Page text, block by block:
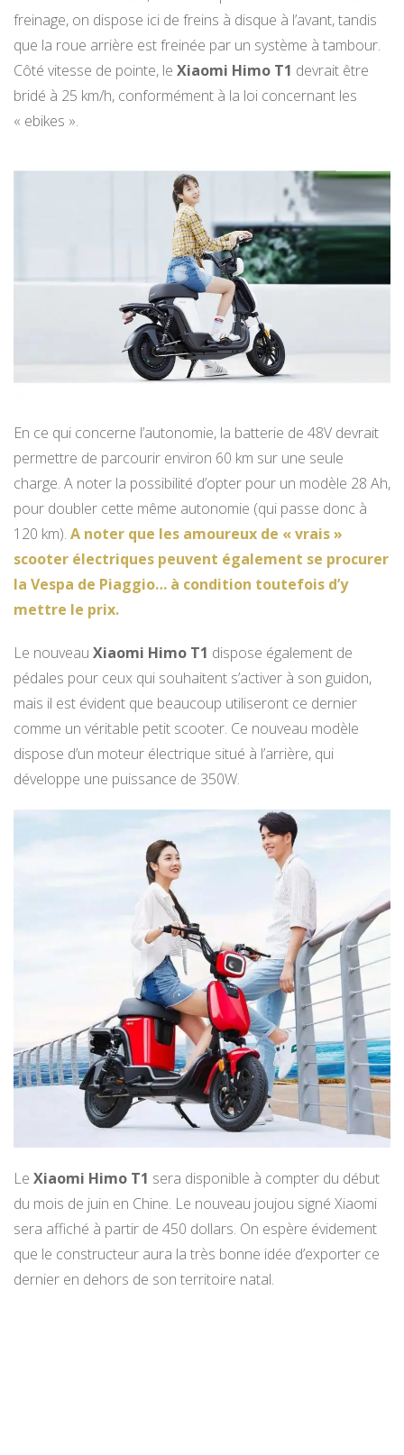
freinage, on dispose ici de freins à disque à l’avant, tandis
que la roue arrière est freinée par un système à tambour.
Côté vitesse de pointe, le Xiaomi Himo T1 devrait être
bridé à 25 km/h, conformément à la loi concernant les
« ebikes ».
En ce qui concerne l’autonomie, la batterie de 48V devrait
permettre de parcourir environ 60 km sur une seule
charge. A noter la possibilité d’opter pour un modèle 28 Ah,
pour doubler cette même autonomie (qui passe donc à
120 km). A noter que les amoureux de « vrais »
scooter électriques peuvent également se procurer
la Vespa de Piaggio… à condition toutefois d’y
mettre le prix.
Le nouveau Xiaomi Himo T1 dispose également de
pédales pour ceux qui souhaitent s’activer à son guidon,
mais il est évident que beaucoup utiliseront ce dernier
comme un véritable petit scooter. Ce nouveau modèle
dispose d’un moteur électrique situé à l’arrière, qui
développe une puissance de 350W.
Le Xiaomi Himo T1 sera disponible à compter du début
du mois de juin en Chine. Le nouveau joujou signé Xiaomi
sera affiché à partir de 450 dollars. On espère évidement
que le constructeur aura la très bonne idée d’exporter ce
dernier en dehors de son territoire natal.